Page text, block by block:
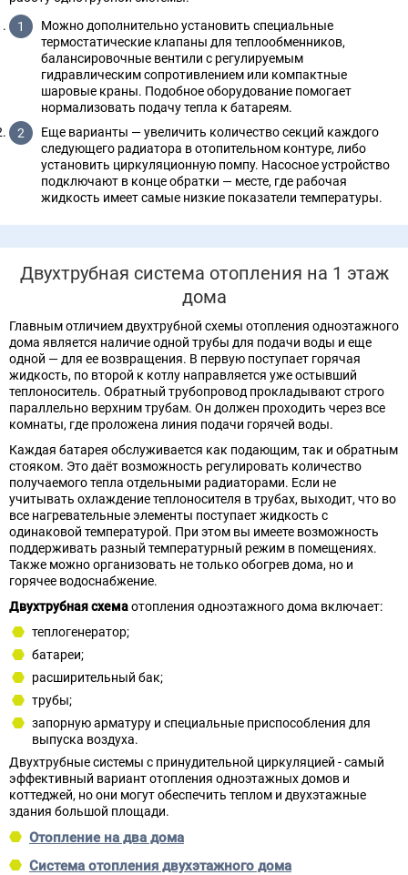
Можно дополнительно установить специальные
термостатические клапаны для теплообменников,
балансировочные вентили с регулируемым
гидравлическим сопротивлением или компактные
шаровые краны. Подобное оборудование помогает
нормализовать подачу тепла к батареям.
Еще варианты — увеличить количество секций каждого
следующего радиатора в отопительном контуре, либо
установить циркуляционную помпу. Насосное устройство
подключают в конце обратки — месте, где рабочая
жидкость имеет самые низкие показатели температуры.
Двухтрубная система отопления на 1 этаж
дома
Главным отличием двухтрубной схемы отопления одноэтажного
дома является наличие одной трубы для подачи воды и еще
одной — для ее возвращения. В первую поступает горячая
жидкость, по второй к котлу направляется уже остывший
теплоноситель. Обратный трубопровод прокладывают строго
параллельно верхним трубам. Он должен проходить через все
комнаты, где проложена линия подачи горячей воды.
Каждая батарея обслуживается как подающим, так и обратным
стояком. Это даёт возможность регулировать количество
получаемого тепла отдельными радиаторами. Если не
учитывать охлаждение теплоносителя в трубах, выходит, что во
все нагревательные элементы поступает жидкость с
одинаковой температурой. При этом вы имеете возможность
поддерживать разный температурный режим в помещениях.
Также можно организовать не только обогрев дома, но и
горячее водоснабжение.
Двухтрубная схемаотопления одноэтажного дома включает:
теплогенератор;
батареи;
расширительный бак;
трубы;
запорную арматуру и специальные приспособления для
выпуска воздуха.
Двухтрубные системы с принудительной циркуляцией - самый
эффективный вариант отопления одноэтажных домов и
коттеджей, но они могут обеспечить теплом и двухэтажные
здания большой площади.
Отопление на два дома
Система отопления двухэтажного дома